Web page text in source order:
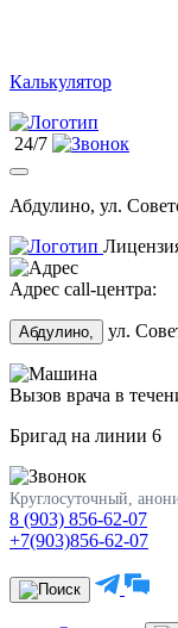
Калькулятор
24/7
Абдулино, ул.
Адрес call-центра:
Абдулино, ул.
Вызов врача в
Бригад на линии 6
Круглосуточный,
8 (903) 856-62-07
+7(903)856-62-07